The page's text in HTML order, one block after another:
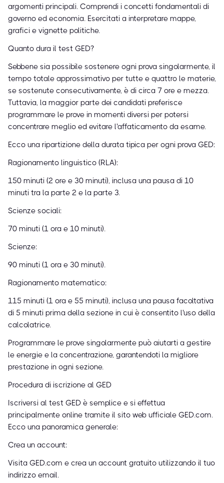
argomenti principali. Comprendi i concetti fondamentali di
governo ed economia. Esercitati a interpretare mappe,
grafici e vignette politiche.
Quanto dura il test GED?
Sebbene sia possibile sostenere ogni prova singolarmente, il
tempo totale approssimativo per tutte e quattro le materie,
se sostenute consecutivamente, è di circa 7 ore e mezza.
Tuttavia, la maggior parte dei candidati preferisce
programmare le prove in momenti diversi per potersi
concentrare meglio ed evitare l'affaticamento da esame.
Ecco una ripartizione della durata tipica per ogni prova GED:
Ragionamento linguistico (RLA):
150 minuti (2 ore e 30 minuti), inclusa una pausa di 10
minuti tra la parte 2 e la parte 3.
Scienze sociali:
70 minuti (1 ora e 10 minuti).
Scienze:
90 minuti (1 ora e 30 minuti).
Ragionamento matematico:
115 minuti (1 ora e 55 minuti), inclusa una pausa facoltativa
di 5 minuti prima della sezione in cui è consentito l'uso della
calcolatrice.
Programmare le prove singolarmente può aiutarti a gestire
le energie e la concentrazione, garantendoti la migliore
prestazione in ogni sezione.
Procedura di iscrizione al GED
Iscriversi al test GED è semplice e si effettua
principalmente online tramite il sito web ufficiale GED.com.
Ecco una panoramica generale:
Crea un account:
Visita GED.com e crea un account gratuito utilizzando il tuo
indirizzo email.